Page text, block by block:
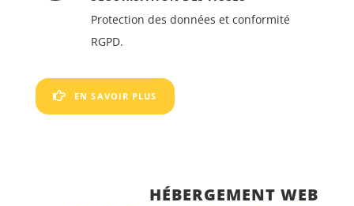
Protection des données et conformité
RGPD.
EN SAVOIR PLUS
HÉBERGEMENT WEB